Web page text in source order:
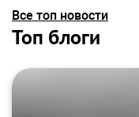
Все топ новости
Топ блоги